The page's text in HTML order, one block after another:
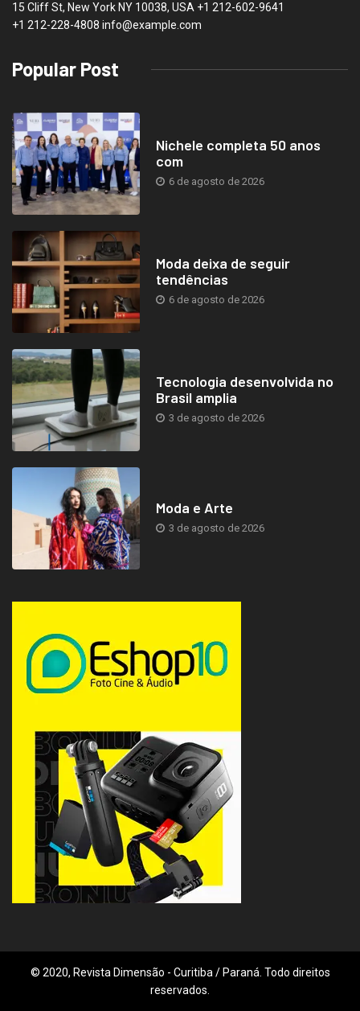
15 Cliff St, New York NY 10038, USA +1 212-602-9641
+1 212-228-4808 info@example.com
Popular Post
Nichele completa 50 anos
com
6 de agosto de 2026
Moda deixa de seguir
tendências
6 de agosto de 2026
Tecnologia desenvolvida no
Brasil amplia
3 de agosto de 2026
Moda e Arte
3 de agosto de 2026
© 2020, Revista Dimensão - Curitiba / Paraná. Todo direitos
reservados.